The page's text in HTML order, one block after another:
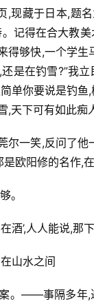
,现藏于日本,题名
记得在合大教
得够快,一个学生
是在钓雪?”我
单你要说是钓鱼
,天下可有如此痴
尔一笑,反问了他
欧阳修的名作,
。
酒’,人人能说,那
山水之间
。――事隔多年,